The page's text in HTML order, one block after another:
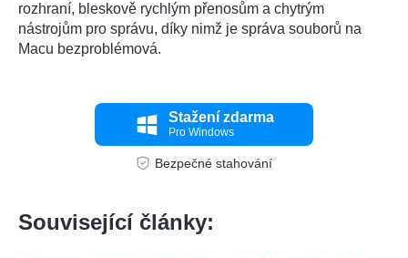
rozhraní, bleskově rychlým přenosům a chytrým
nástrojům pro správu, díky nimž je správa souborů na
Macu bezproblémová.
Stažení zdarma
Pro Windows
Bezpečné stahování
Související články: